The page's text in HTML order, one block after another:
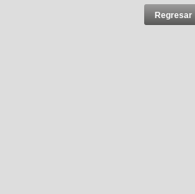
Regresar